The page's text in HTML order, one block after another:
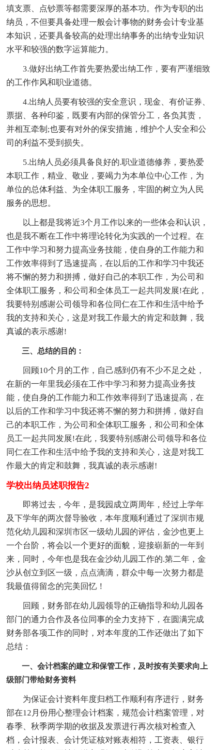
填支票、点钞票等都需要深厚的基本功。作为专职的出
纳员，不但要具备处理一般会计事物的财务会计专业基
本知识，还要具备较高的处理出纳事务的出纳专业知识
水平和较强的数字运算能力。
3.做好出纳工作首先要热爱出纳工作，要有严谨细致
的工作作风和职业道德。
4.出纳人员要有较强的安全意识，现金、有价证券、
票据、各种印鉴，既要有内部的保管分工，各负其责，
并相互牵制;也要有对外的保安措施，维护个人安全和公
司的利益不受到损失。
5.出纳人员必须具备良好的.职业道德修养，要热爱
本职工作，精业、敬业，要竭力为本单位中心工作，为
单位的总体利益、为全体职工服务，牢固的树立为人民
服务的思想。
以上都是我将近3个月工作以来的一些体会和认识，
也是我不断在工作中将理论转化为实践的一个过程。在
工作中学习和努力提高业务技能，使自身的工作能力和
工作效率得到了迅速提高，在以后的工作和学习中我还
将不懈的努力和拼搏，做好自己的本职工作，为公司和
全体职工服务，和公司和全体员工一起共同发展!在此，
我要特别感谢公司领导和各位同仁在工作和生活中给予
我的支持和关心，这是对我工作最大的肯定和鼓舞，我
真诚的表示感谢!
三、总结的目的：
回顾10个月的工作，自己感到仍有不少不足之处，
在新的一年里我必须在工作中学习和努力提高业务技
能，使自身的工作能力和工作效率得到了迅速提高，在
以后的工作和学习中我还将不懈的努力和拼搏，做好自
己的本职工作，为公司和全体职工服务，和公司和全体
员工一起共同发展!在此，我要特别感谢公司领导和各位
同仁在工作和生活中给予我的支持和关心，这是对我工
作最大的肯定和鼓舞，我真诚的表示感谢!
学校出纳员述职报告2
即将过去，今年，是我园成立两周年，经过上学年
及下学年的两次督导验收，本年度顺利通过了深圳市规
范化幼儿园和深圳市区一级幼儿园的评估，金沙也更上
一个台阶，将会以一个更好的面貌，迎接崭新的一年到
来，同时，今年也是我在金沙幼儿园工作的.第二年，金
沙从创立到区一级，点点滴滴，群众中每一次努力都是
我最值得留念的完美回忆！
回顾，财务部在幼儿园领导的正确指导和幼儿园各
部门的通力合作及各位同事的全力支持下，在圆满完成
财务部各项工作的同时，对本年度的工作还做出了如下
总结：
一、会计档案的建立和保管工作，及时按有关要求向上
级部门带给财务资料
为保证会计资料年度归档工作顺利有序进行，财务
部在12月份用心整理会计档案，规范会计档案管理，对
春季、秋季两学期的收据及发票进行再次核对检查入
档，会计报表、会计凭证核对账表相符，工资表、银行